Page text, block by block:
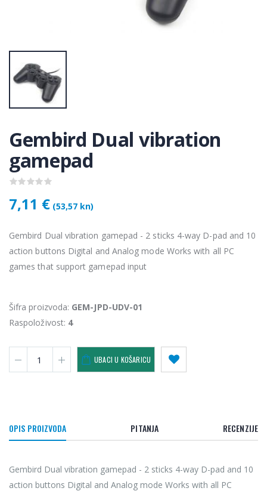
Gembird Dual vibration
gamepad
7,11 € (53,57 kn)
Gembird Dual vibration gamepad - 2 sticks 4-way D-pad and 10
action buttons Digital and Analog mode Works with all PC
games that support gamepad input
Šifra proizvoda: GEM-JPD-UDV-01
Raspoloživost: 4
UBACI U KOŠARICU
OPIS PROIZVODA PITANJA RECENZIJE
Gembird Dual vibration gamepad - 2 sticks 4-way D-pad and 10
action buttons Digital and Analog mode Works with all PC
€
€
Lenovo ThinkPad T14s Gen2 i5-1145G7, 16GB, 256GB SSD + 24' 2k USB-C
749,00 €